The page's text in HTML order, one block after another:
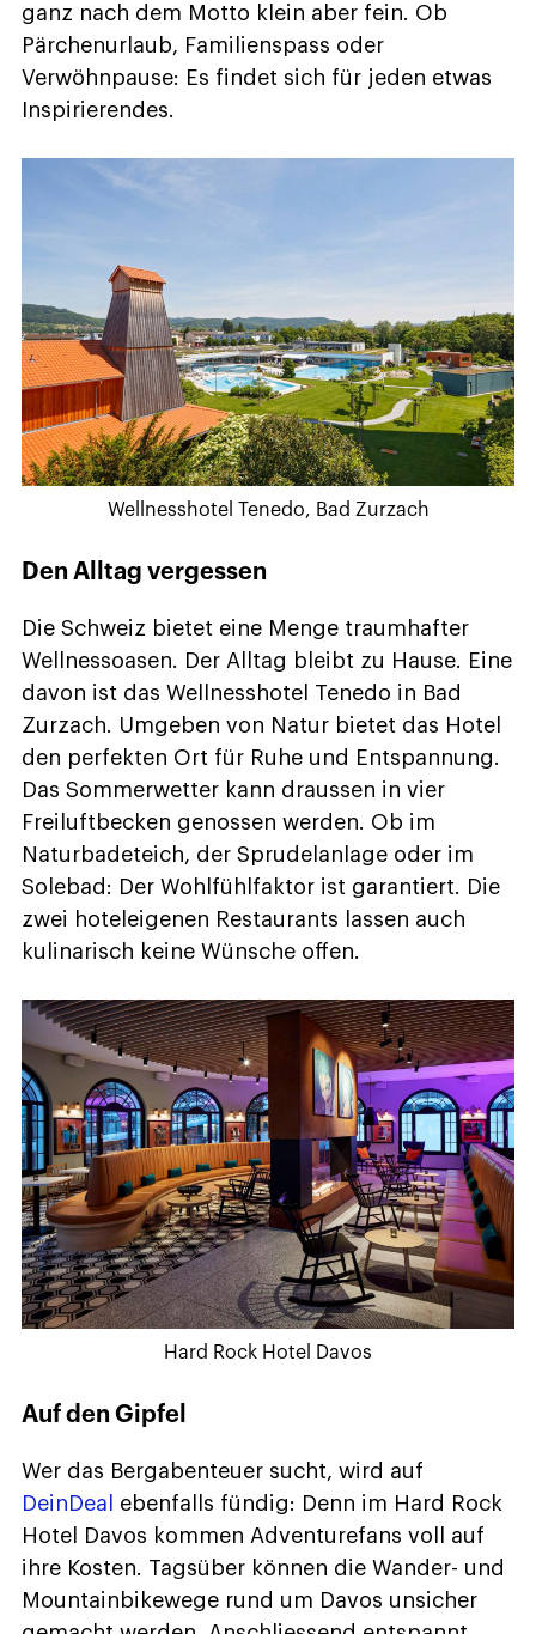
ganz nach dem Motto klein aber fein. Ob
Pärchenurlaub, Familienspass oder
Verwöhnpause: Es findet sich für jeden etwas
Inspirierendes.
Wellnesshotel Tenedo, Bad Zurzach
Den Alltag vergessen
Die Schweiz bietet eine Menge traumhafter
Wellnessoasen. Der Alltag bleibt zu Hause. Eine
davon ist das Wellnesshotel Tenedo in Bad
Zurzach. Umgeben von Natur bietet das Hotel
den perfekten Ort für Ruhe und Entspannung.
Das Sommerwetter kann draussen in vier
Freiluftbecken genossen werden. Ob im
Naturbadeteich, der Sprudelanlage oder im
Solebad: Der Wohlfühlfaktor ist garantiert. Die
zwei hoteleigenen Restaurants lassen auch
kulinarisch keine Wünsche offen.
Hard Rock Hotel Davos
Auf den Gipfel
Wer das Bergabenteuer sucht, wird auf
DeinDeal
ebenfalls fündig: Denn im Hard Rock
Hotel Davos kommen Adventurefans voll auf
ihre Kosten. Tagsüber können die Wander- und
Mountainbikewege rund um Davos unsicher